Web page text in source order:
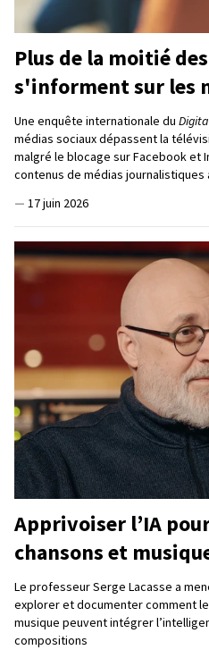
Plus de la moitié
s'informent sur les
Une enquête internationale du
médias sociaux dépassent la
malgré le blocage sur Facebook et
contenus de médias journalistiques
— 17 juin 2026
Apprivoiser l’IA
chansons et
Le professeur Serge Lacasse a
explorer et documenter comment
musique peuvent intégrer
compositions